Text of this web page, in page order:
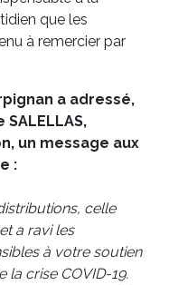
que les
à remercier par
a adressé,
un message aux
:
celle
a ravi les
à votre soutien
la crise COVID-19.